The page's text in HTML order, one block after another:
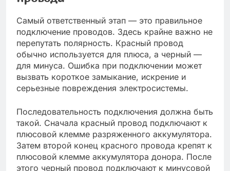
Самый ответственный этап — это правильное
подключение проводов. Здесь крайне важно не
перепутать полярность. Красный провод
обычно используется для плюса, а черный —
для минуса. Ошибка при подключении может
вызвать короткое замыкание, искрение и
серьезные повреждения электросистемы.
Последовательность подключения должна быть
такой. Сначала красный провод подключают к
плюсовой клемме разряженного аккумулятора.
Затем второй конец красного провода крепят к
плюсовой клемме аккумулятора донора. После
этого черный провод подключают к минусовой